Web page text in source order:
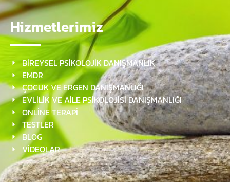
Hizmetlerimiz
BİREYSEL PSİKOLOJİK DANIŞMANLIK
EMDR
ÇOCUK VE ERGEN DANIŞMANLIĞI
EVLİLİK VE AİLE PSİKOLOJİSİ DANIŞMANLIĞI
ONLİNE TERAPİ
TESTLER
BLOG
VİDEOLAR